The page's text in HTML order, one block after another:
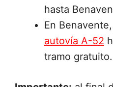
hasta
En
autovía A-52
tramo gratuito.